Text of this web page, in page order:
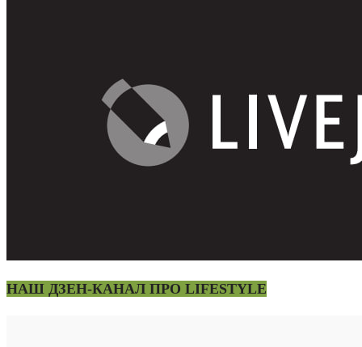
НАШ ДЗЕН-КАНАЛ ПРО LIFESTYLE